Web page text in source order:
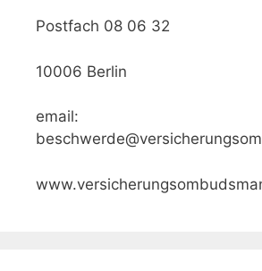
Postfach 08 06 32
10006 Berlin
email: